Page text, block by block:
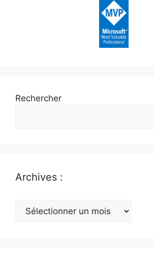
Rechercher
Archives :
Archives